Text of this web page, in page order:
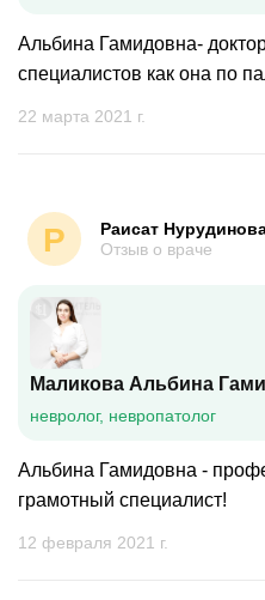
Альбина Гамидовна-
специалистов как она по
22 марта 2021 г.
Р
Раисат
Отзыв о враче
Маликова Альбина
невролог, невропатолог
Альбина Гамидовна -
грамотный специалист!
12 февраля 2021 г.